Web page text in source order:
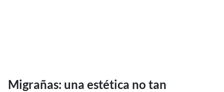
Migrañas: una estética no tan